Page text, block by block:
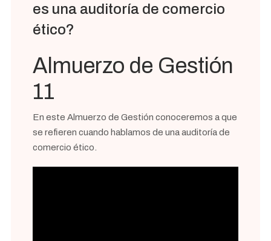
es una auditoría de comercio
ético?
Almuerzo de Gestión
11
En este Almuerzo de Gestión conoceremos a que
se refieren cuando hablamos de una auditoría de
comercio ético.